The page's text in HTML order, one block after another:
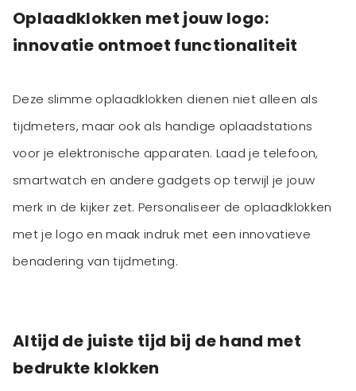
Oplaadklokken met jouw logo:
innovatie ontmoet functionaliteit
Deze slimme oplaadklokken dienen niet alleen als
tijdmeters, maar ook als handige oplaadstations
voor je elektronische apparaten. Laad je telefoon,
smartwatch en andere gadgets op terwijl je jouw
merk in de kijker zet. Personaliseer de oplaadklokken
met je logo en maak indruk met een innovatieve
benadering van tijdmeting.
Altijd de juiste tijd bij de hand met
bedrukte klokken